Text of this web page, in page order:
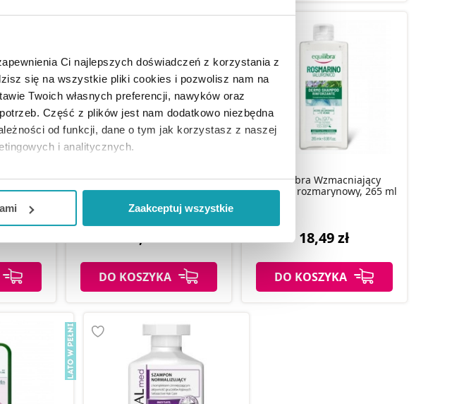
Ci najlepszych doświadczeń z korzystania z
się na wszystkie pliki cookies i pozwolisz nam na
Twoich własnych preferencji, nawyków oraz
Część z plików jest nam dodatkowo niezbędna
od funkcji, dane o tym jak korzystasz z naszej
i analitycznych.
funkcje, z którymi wiąże się zbieranie danych o
się to jednak wiązało z brakiem dostępu do
Zaakceptuj wszystkie
herbata i
ml
równoważący różany z kwasem
hialuronowym, 265 ml
18,49 zł
DO KOSZYKA
Equilibra Wzmacniający
szampon rozmarynowy, 265 ml
18,49 zł
DO KOSZYKA